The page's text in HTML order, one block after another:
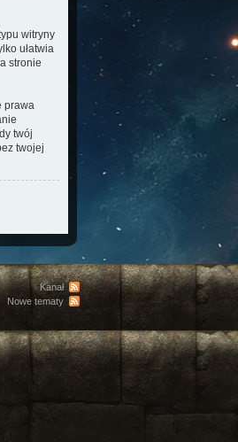
witryny
ułatwia
stronie
prawa
twój
twojej
Kanał
Nowe tematy